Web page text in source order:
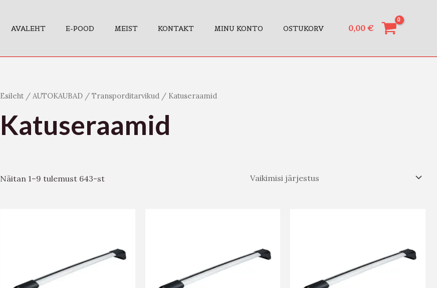
AVALEHT E-POOD MEIST KONTAKT MINU KONTO OSTUKORV 0,00 €
Esileht / AUTOKAUBAD / Transporditarvikud / Katuseraamid
Katuseraamid
Näitan 1–9 tulemust 643-st